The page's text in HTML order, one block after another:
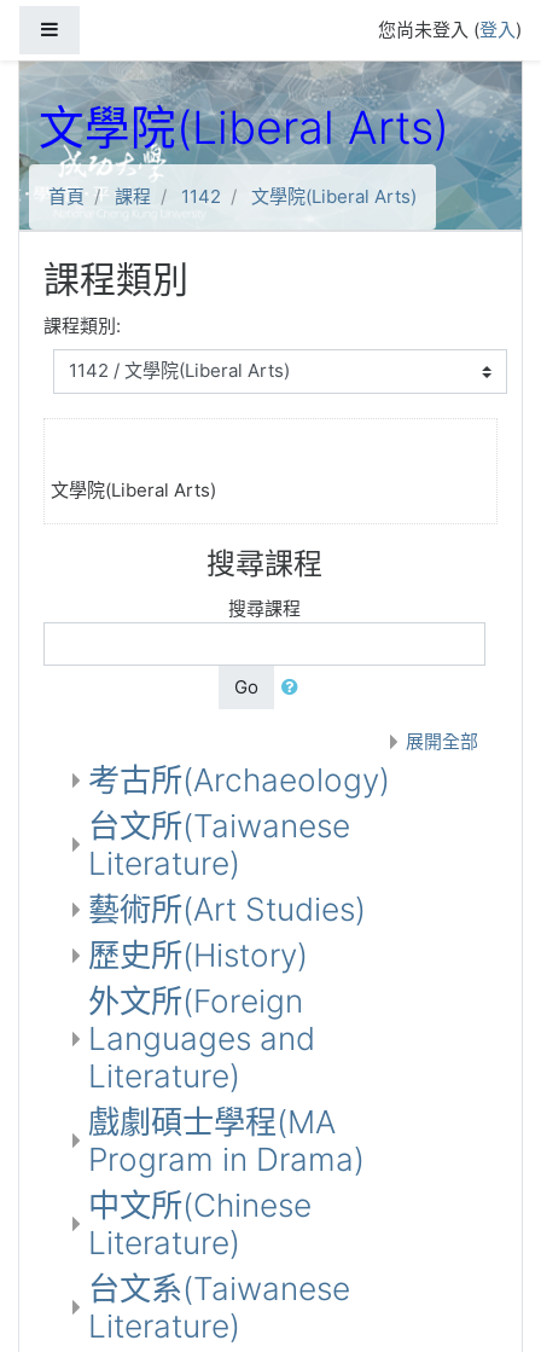
您尚未登入 (登入)
文學院(Liberal Arts)
首頁 課程 1142 文學院(Liberal Arts)
課程類別
課程類別:
文學院(Liberal Arts)
搜尋課程
搜尋課程
Go
展開全部
考古所(Archaeology)
台文所(Taiwanese
Literature)
藝術所(Art Studies)
歷史所(History)
外文所(Foreign
Languages and
Literature)
戲劇碩士學程(MA
Program in Drama)
中文所(Chinese
Literature)
台文系(Taiwanese
Literature)